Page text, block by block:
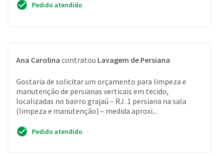
Pedido atendido
Ana Carolina contratou Lavagem de Persiana
Gostaria de solicitar um orçamento para limpeza e
manutenção de persianas verticais em tecido,
localizadas no bairro grajaú – RJ. 1 persiana na sala
(limpeza e manutenção) – medida aproxi...
Pedido atendido